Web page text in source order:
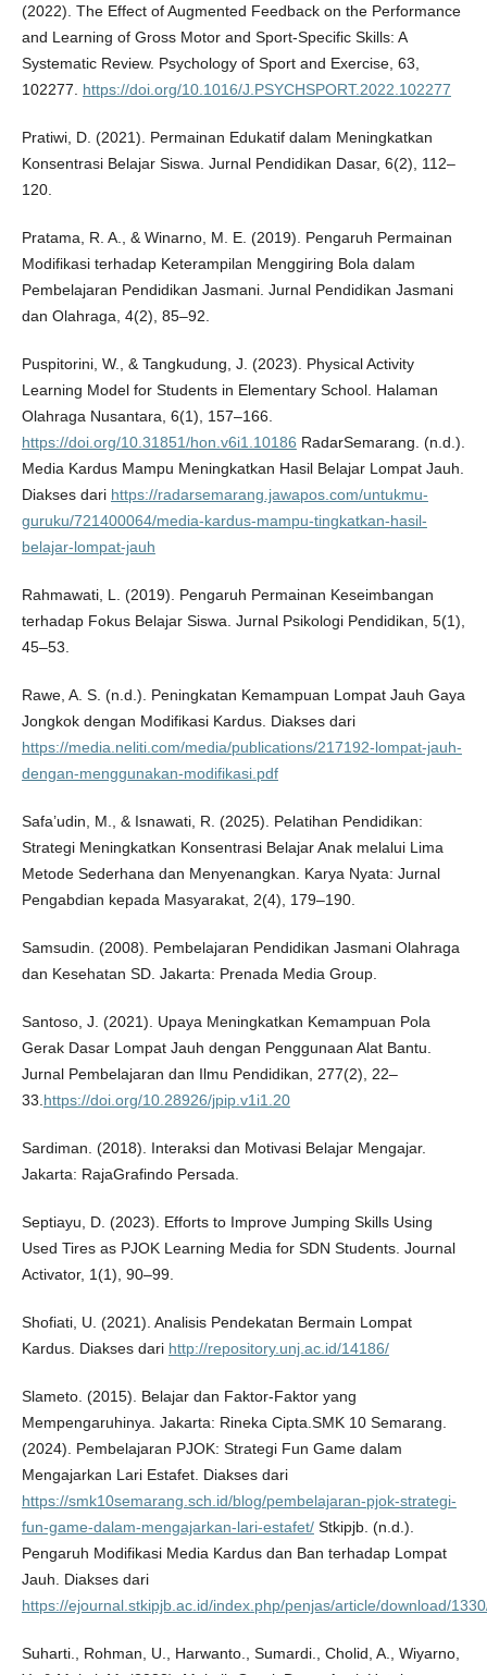
(2022). The Effect of Augmented Feedback on the Performance
and Learning of Gross Motor and Sport-Specific Skills: A
Systematic Review. Psychology of Sport and Exercise, 63,
102277. https://doi.org/10.1016/J.PSYCHSPORT.2022.102277
Pratiwi, D. (2021). Permainan Edukatif dalam Meningkatkan
Konsentrasi Belajar Siswa. Jurnal Pendidikan Dasar, 6(2), 112–
120.
Pratama, R. A., & Winarno, M. E. (2019). Pengaruh Permainan
Modifikasi terhadap Keterampilan Menggiring Bola dalam
Pembelajaran Pendidikan Jasmani. Jurnal Pendidikan Jasmani
dan Olahraga, 4(2), 85–92.
Puspitorini, W., & Tangkudung, J. (2023). Physical Activity
Learning Model for Students in Elementary School. Halaman
Olahraga Nusantara, 6(1), 157–166.
https://doi.org/10.31851/hon.v6i1.10186 RadarSemarang. (n.d.).
Media Kardus Mampu Meningkatkan Hasil Belajar Lompat Jauh.
Diakses dari https://radarsemarang.jawapos.com/untukmu-
guruku/721400064/media-kardus-mampu-tingkatkan-hasil-
belajar-lompat-jauh
Rahmawati, L. (2019). Pengaruh Permainan Keseimbangan
terhadap Fokus Belajar Siswa. Jurnal Psikologi Pendidikan, 5(1),
45–53.
Rawe, A. S. (n.d.). Peningkatan Kemampuan Lompat Jauh Gaya
Jongkok dengan Modifikasi Kardus. Diakses dari
https://media.neliti.com/media/publications/217192-lompat-jauh-
dengan-menggunakan-modifikasi.pdf
Safa’udin, M., & Isnawati, R. (2025). Pelatihan Pendidikan:
Strategi Meningkatkan Konsentrasi Belajar Anak melalui Lima
Metode Sederhana dan Menyenangkan. Karya Nyata: Jurnal
Pengabdian kepada Masyarakat, 2(4), 179–190.
Samsudin. (2008). Pembelajaran Pendidikan Jasmani Olahraga
dan Kesehatan SD. Jakarta: Prenada Media Group.
Santoso, J. (2021). Upaya Meningkatkan Kemampuan Pola
Gerak Dasar Lompat Jauh dengan Penggunaan Alat Bantu.
Jurnal Pembelajaran dan Ilmu Pendidikan, 277(2), 22–
33. https://doi.org/10.28926/jpip.v1i1.20
Sardiman. (2018). Interaksi dan Motivasi Belajar Mengajar.
Jakarta: RajaGrafindo Persada.
Septiayu, D. (2023). Efforts to Improve Jumping Skills Using
Used Tires as PJOK Learning Media for SDN Students. Journal
Activator, 1(1), 90–99.
Shofiati, U. (2021). Analisis Pendekatan Bermain Lompat
Kardus. Diakses dari http://repository.unj.ac.id/14186/
Slameto. (2015). Belajar dan Faktor-Faktor yang
Mempengaruhinya. Jakarta: Rineka Cipta.SMK 10 Semarang.
(2024). Pembelajaran PJOK: Strategi Fun Game dalam
Mengajarkan Lari Estafet. Diakses dari
https://smk10semarang.sch.id/blog/pembelajaran-pjok-strategi-
fun-game-dalam-mengajarkan-lari-estafet/Stkipjb. (n.d.).
Pengaruh Modifikasi Media Kardus dan Ban terhadap Lompat
Jauh. Diakses dari
https://ejournal.stkipjb.ac.id/index.php/penjas/article/download/
Suharti., Rohman, U., Harwanto., Sumardi., Cholid, A., Wiyarno,